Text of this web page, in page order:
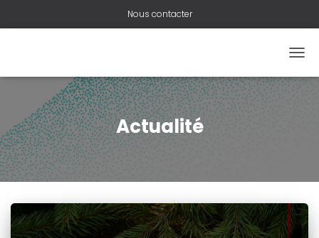
Nous contacter
Actualité